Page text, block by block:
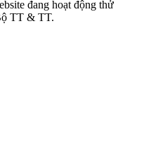
đang hoạt động thử
TT & TT.